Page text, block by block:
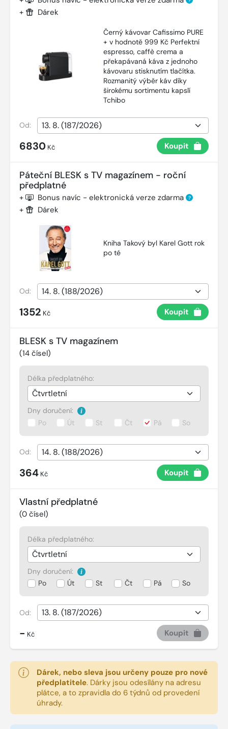
+ Dárek
Černý kávovar Cafissimo PURE
+ v hodnotě 999 Kč Perfektní
espresso, caffè crema a
překapávaná káva z jednoho
kávovaru stisknutím tlačítka.
Rozmanitý výběr káv díky
širokému sortimentu kapslí
Tchibo
Od:
6830 Kč Koupit
Páteční BLESK s TV magazínem - roční
předplatné
+ Bonus navíc - elektronická verze zdarma ?
+ Dárek
Kniha Takový byl Karel Gott rok
po té
Od:
1352 Kč Koupit
BLESK s TV magazínem
(14 čísel)
Délka předplatného:
Dny doručení:
Po
Út St Čt Pá So
Od:
364 Kč Koupit
Vlastní předplatné
(0 čísel)
Délka předplatného:
Dny doručení:
Po
Út St Čt Pá So
Od:
- Kč Koupit
Dárek, nebo sleva jsou určeny pouze pro nové
předplatitele. Dárky jsou odesílány na adresu
plátce, a to zpravidla do 6 týdnů od provedení
úhrady.